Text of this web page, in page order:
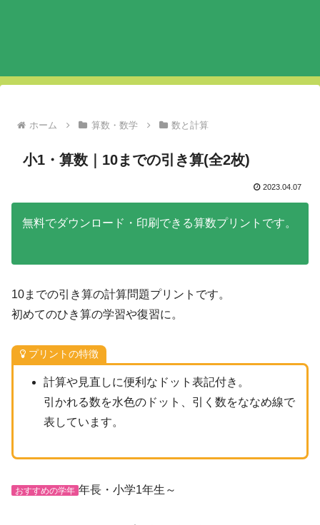
ホーム 算数・数学 数と計算
小1・算数｜10までの引き算(全2枚)
2023.04.07
無料でダウンロード・印刷できる算数プリントです。
10までの引き算の計算問題プリントです。
初めてのひき算の学習や復習に。
プリントの特徴
計算や見直しに便利なドット表記付き。
引かれる数を水色のドット、引く数をななめ線で
表しています。
おすすめの学年 年長・小学1年生～